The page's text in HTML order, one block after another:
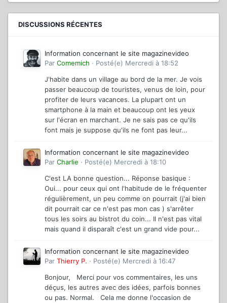
DISCUSSIONS RÉCENTES
Information concernant le site magazinevideo
Par Comemich · Posté(e) Mercredi à 18:52
J'habite dans un village au bord de la mer. Je vois
passer beaucoup de touristes, venus de loin, pour
profiter de leurs vacances. La plupart ont un
smartphone à la main et beaucoup ont les yeux
sur l'écran en marchant. Je ne sais pas ce qu'ils
font mais je suppose qu'ils ne font pas leur...
Information concernant le site magazinevideo
Par Charlie · Posté(e) Mercredi à 18:10
C'est LA bonne question... Réponse basique :
Oui... pour ceux qui ont l'habitude de le fréquenter
régulièrement, un peu comme on pourrait (j'ai bien
dit pourrait car ce n'est pas mon cas ) s'arrêter
tous les soirs au bistrot du coin... Il n'est pas vital
mais quand il disparaît c'est un grand vide pour...
Information concernant le site magazinevideo
Par Thierry P. · Posté(e) Mercredi à 16:47
Bonjour, Merci pour vos commentaires, les uns
déçus, les autres avec des idées, parfois bonnes
ou pas. Normal. Cela me donne l'occasion de